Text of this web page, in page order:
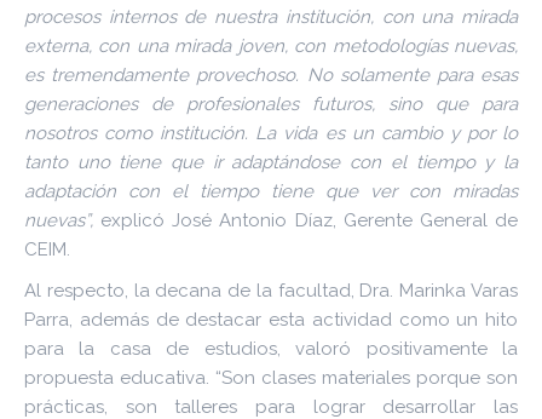
procesos internos de nuestra institución, con una mirada
externa, con una mirada joven, con metodologías nuevas,
es tremendamente provechoso. No solamente para esas
generaciones de profesionales futuros, sino que para
nosotros como institución. La vida es un cambio y por lo
tanto uno tiene que ir adaptándose con el tiempo y la
adaptación con el tiempo tiene que ver con miradas
nuevas”, explicó José Antonio Díaz, Gerente General de
CEIM.
Al respecto, la decana de la facultad, Dra. Marinka Varas
Parra, además de destacar esta actividad como un hito
para la casa de estudios, valoró positivamente la
propuesta educativa. “Son clases materiales porque son
prácticas, son talleres para lograr desarrollar las